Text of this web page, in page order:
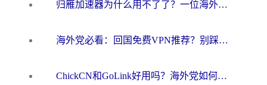
归雁加速器为什么用不了了？一位海外游子的真实困惑与技术解答
海外党必看：回国免费VPN推荐？别踩坑！教你选对加速器无缝刷国内资源
ChickCN和GoLink好用吗？海外党如何选对回国加速器